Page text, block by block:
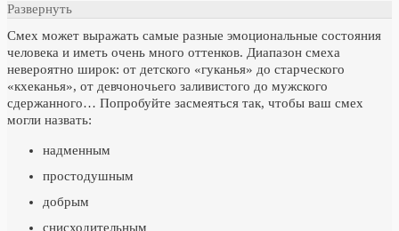
Развернуть
Смех может выражать самые разные эмоциональные состояния
человека и иметь очень много оттенков. Диапазон смеха
невероятно широк: от детского «гуканья» до старческого
«кхеканья», от девчоночьего заливистого до мужского
сдержанного… Попробуйте засмеяться так, чтобы ваш смех
могли назвать:
надменным
простодушным
добрым
снисходительным